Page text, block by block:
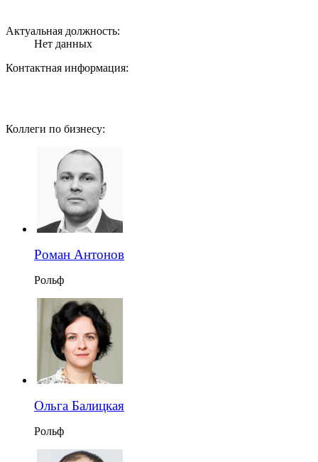
Актуальная должность:
Нет данных
Контактная информация:
Коллеги по бизнесу:
Роман Антонов
Рольф
Ольга Балицкая
Рольф